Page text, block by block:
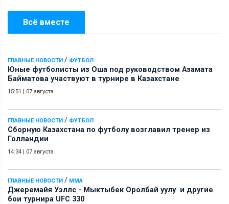
Всё вместе
ГЛАВНЫЕ НОВОСТИ / ФУТБОЛ
Юные футболисты из Оша под руководством Азамата
Байматова участвуют в турнире в Казахстане
15:51 | 07 августа
ГЛАВНЫЕ НОВОСТИ / ФУТБОЛ
Сборную Казахстана по футболу возглавил тренер из
Голландии
14:34 | 07 августа
ГЛАВНЫЕ НОВОСТИ / ММА
Джеремайя Уэллс - Мыктыбек Оролбай уулу и другие
бои турнира UFC 330